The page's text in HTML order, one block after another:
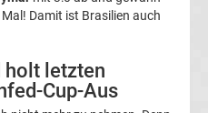
Damit ist Brasilien auch
holt letzten
Cup-Aus